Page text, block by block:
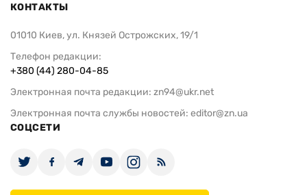
КОНТАКТЫ
01010 Киев, ул. Князей Острожских, 19/1
Телефон редакции:
+380 (44) 280-04-85
Электронная почта редакции: zn94@ukr.net
Электронная почта службы новостей: editor@zn.ua
СОЦСЕТИ